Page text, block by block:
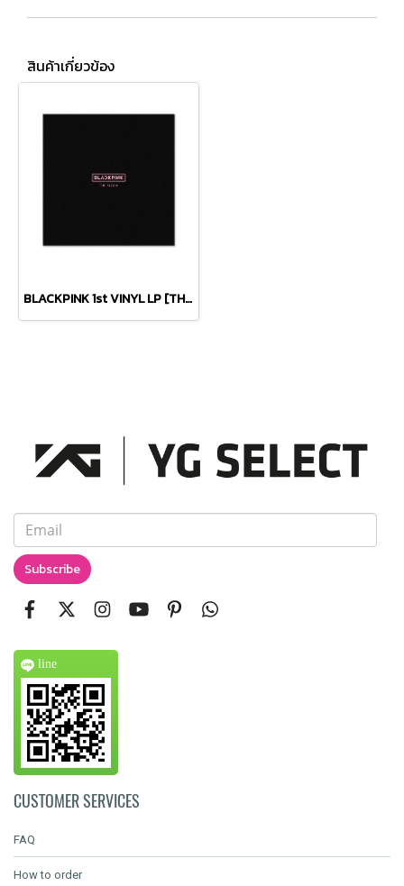
สินค้าเกี่ยวข้อง
BLACKPINK 1st VINYL LP [THE ALBUM] -LIMITED EDITION-
Subscribe
line
CUSTOMER SERVICES
FAQ
How to order